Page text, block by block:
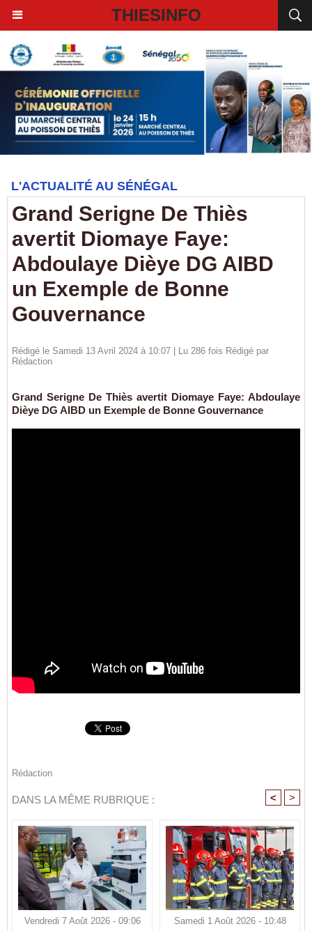
THIESINFO
L'ACTUALITÉ AU SÉNÉGAL
Grand Serigne De Thiès
avertit Diomaye Faye:
Abdoulaye Dièye DG AIBD
un Exemple de Bonne
Gouvernance
Rédigé le Samedi 13 Avril 2024 à 10:07 | Lu 286 fois Rédigé par
Rédaction
Grand Serigne De Thiès avertit Diomaye Faye: Abdoulaye
Dièye DG AIBD un Exemple de Bonne Gouvernance
Rédaction
DANS LA MÊME RUBRIQUE : < >
Vendredi 7 Août 2026 - 09:06 Samedi 1 Août 2026 - 10:48